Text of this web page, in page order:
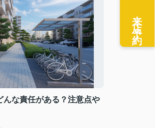
んな責任がある？注意点や
来店予約